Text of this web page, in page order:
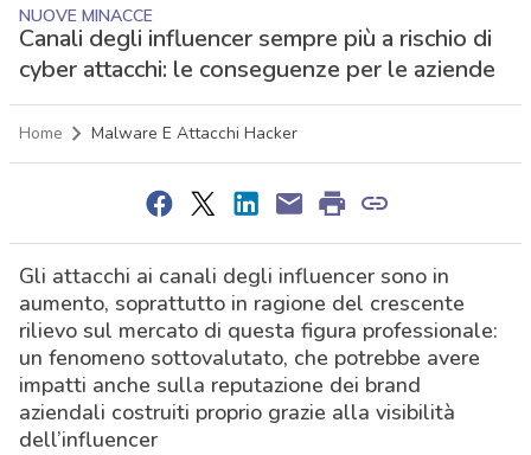
NUOVE MINACCE
Canali degli influencer sempre più a rischio di
cyber attacchi: le conseguenze per le aziende
Home Malware E Attacchi Hacker
Gli attacchi ai canali degli influencer sono in
aumento, soprattutto in ragione del crescente
rilievo sul mercato di questa figura professionale:
un fenomeno sottovalutato, che potrebbe avere
impatti anche sulla reputazione dei brand
aziendali costruiti proprio grazie alla visibilità
dell’influencer